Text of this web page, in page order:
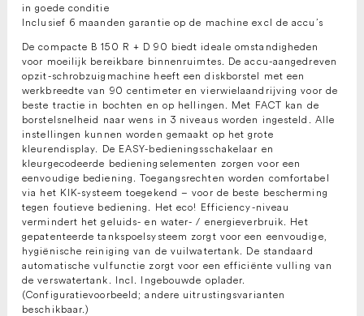
in goede conditie
Inclusief 6 maanden garantie op de machine excl de accu’s
De compacte B 150 R + D 90 biedt ideale omstandigheden
voor moeilijk bereikbare binnenruimtes. De accu-aangedreven
opzit-schrobzuigmachine heeft een diskborstel met een
werkbreedte van 90 centimeter en vierwielaandrijving voor de
beste tractie in bochten en op hellingen. Met FACT kan de
borstelsnelheid naar wens in 3 niveaus worden ingesteld. Alle
instellingen kunnen worden gemaakt op het grote
kleurendisplay. De EASY-bedieningsschakelaar en
kleurgecodeerde bedieningselementen zorgen voor een
eenvoudige bediening. Toegangsrechten worden comfortabel
via het KIK-systeem toegekend – voor de beste bescherming
tegen foutieve bediening. Het eco! Efficiency-niveau
vermindert het geluids- en water- / energieverbruik. Het
gepatenteerde tankspoelsysteem zorgt voor een eenvoudige,
hygiënische reiniging van de vuilwatertank. De standaard
automatische vulfunctie zorgt voor een efficiënte vulling van
de verswatertank. Incl. Ingebouwde oplader.
(Configuratievoorbeeld; andere uitrustingsvarianten
beschikbaar.)